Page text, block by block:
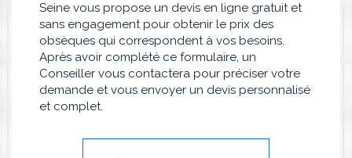
Seine vous propose un devis en ligne gratuit et
sans engagement pour obtenir le prix des
obsèques qui correspondent à vos besoins.
Après avoir complété ce formulaire, un
Conseiller vous contactera pour préciser votre
demande et vous envoyer un devis personnalisé
et complet.